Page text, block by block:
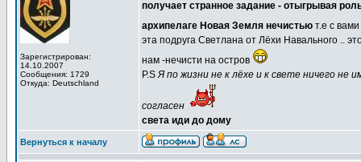
Зарегистрирован:
14.10.2007
Сообщения: 1729
Откуда: Deutschland
получает странное задание - отыгрывая
архипелаге Новая Земля нечистью т.е с вами
эта подруга Светлана от Лёхи Навального ..
нам -нечисти на остров
P.SЯ по жизни не к лёхе и к свете ничего не
согласен
света иди до дому
Вернуться к началу